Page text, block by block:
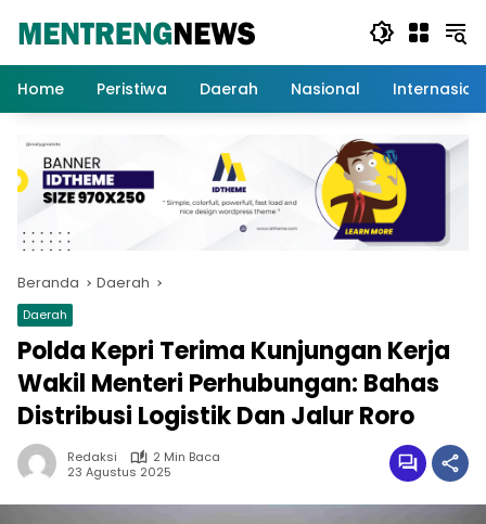
Home
Peristiwa Daerah Nasional
Beranda Daerah
Daerah
Polda Kepri Terima Kunjungan Kerja
Wakil Menteri Perhubungan: Bahas
Distribusi Logistik Dan Jalur Roro
Redaksi
2 Min Baca
23 Agustus 2025